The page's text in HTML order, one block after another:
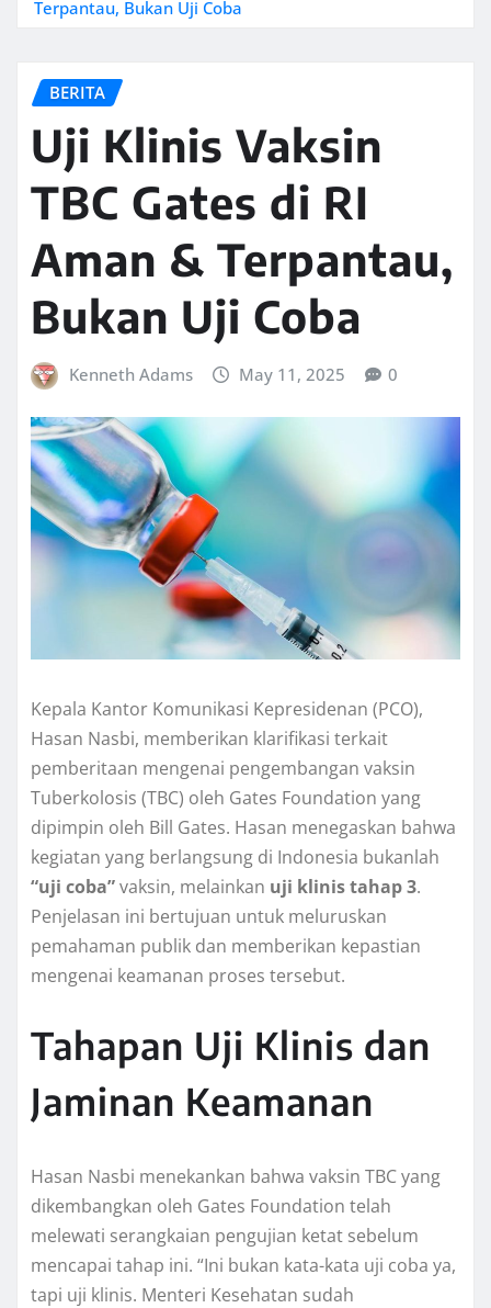
Terpantau, Bukan Uji Coba
BERITA
Uji Klinis Vaksin
TBC Gates di RI
Aman & Terpantau,
Bukan Uji Coba
Kenneth Adams May 11, 2025 0
Kepala Kantor Komunikasi Kepresidenan (PCO),
Hasan Nasbi, memberikan klarifikasi terkait
pemberitaan mengenai pengembangan vaksin
Tuberkolosis (TBC) oleh Gates Foundation yang
dipimpin oleh Bill Gates. Hasan menegaskan bahwa
kegiatan yang berlangsung di Indonesia bukanlah
“uji coba”vaksin, melainkan uji klinis tahap 3.
Penjelasan ini bertujuan untuk meluruskan
pemahaman publik dan memberikan kepastian
mengenai keamanan proses tersebut.
Tahapan Uji Klinis dan
Jaminan Keamanan
Hasan Nasbi menekankan bahwa vaksin TBC yang
dikembangkan oleh Gates Foundation telah
melewati serangkaian pengujian ketat sebelum
mencapai tahap ini. “Ini bukan kata-kata uji coba ya,
tapi uji klinis. Menteri Kesehatan sudah